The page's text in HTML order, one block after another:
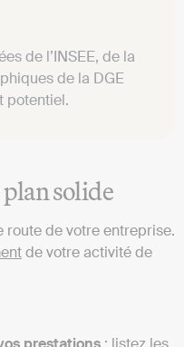
de l’INSEE, de la
de la DGE
potentiel.
solide
route de votre entreprise.
de votre activité de